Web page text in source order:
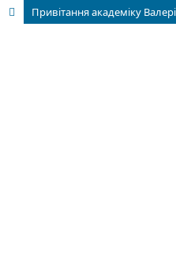
Привітання академіку